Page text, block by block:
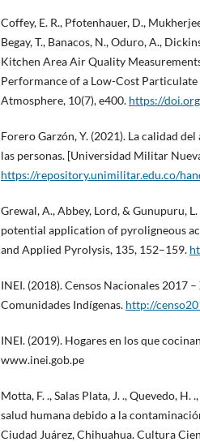
Coffey, E. R., Pfotenhauer, D.,
Begay, T., Banacos, N., Oduro, A.,
Kitchen Area Air Quality
Performance of a Low-Cost
Atmosphere, 10(7), e400. https://
Forero Garzón, Y. (2021). La calidad
las personas. [Universidad Militar
https://repository.unimilitar.edu.co/
Grewal, A., Abbey, Lord, & Gunupuru,
potential application of pyroligneous
and Applied Pyrolysis, 135, 152–159.
INEI. (2018). Censos Nacionales 2017
Comunidades Indígenas. http://
INEI. (2019). Hogares en los que
www.inei.gob.pe
Motta, F. ., Salas Plata, J. ., Quevedo, H.
salud humana debido a la
Ciudad Juárez, Chihuahua. Cultura